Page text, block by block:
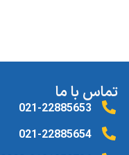
تماس با ما
021-22885653
021-22885654